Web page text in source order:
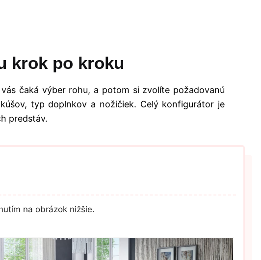
krok po kroku
čaká výber rohu, a potom si zvolíte požadovanú
typ doplnkov a nožičiek. Celý konfigurátor je
predstáv.
na obrázok nižšie.